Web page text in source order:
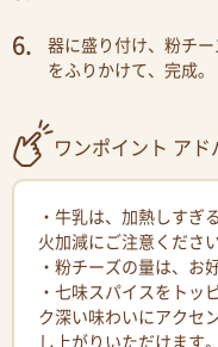
器に盛り付け、粉チ
をふりかけて、完成。
ワンポイント アド
・牛乳は、加熱しすぎ
火加減にご注意ください
・粉チーズの量は、お
・七味スパイスをトッ
ク深い味わいにアクセ
し上がりいただけます。